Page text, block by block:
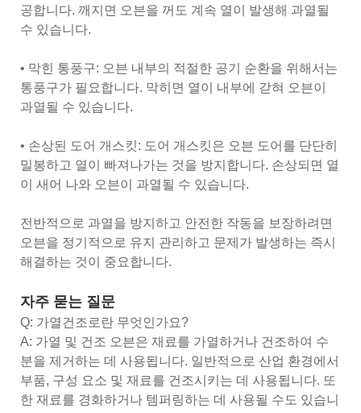
공합니다. 깨지면 오븐을 꺼도 계속 열이 발생해 과열될
수 있습니다.
• 막힌 통풍구: 오븐 내부의 적절한 공기 순환을 위해서는
통풍구가 필요합니다. 막히면 열이 내부에 갇혀 오븐이
과열될 수 있습니다.
• 손상된 도어 개스킷: 도어 개스킷은 오븐 도어를 단단히
밀봉하고 열이 빠져나가는 것을 방지합니다. 손상되면 열
이 새어 나와 오븐이 과열될 수 있습니다.
전반적으로 과열을 방지하고 안전한 작동을 보장하려면
오븐을 정기적으로 유지 관리하고 문제가 발생하는 즉시
해결하는 것이 중요합니다.
자주 묻는 질문
Q: 가열건조로란 무엇인가요?
A: 가열 및 건조 오븐은 재료를 가열하거나 건조하여 수
분을 제거하는 데 사용됩니다. 일반적으로 산업 환경에서
부품, 구성 요소 및 재료를 건조시키는 데 사용됩니다. 또
한 재료를 경화하거나 템퍼링하는 데 사용될 수도 있습니